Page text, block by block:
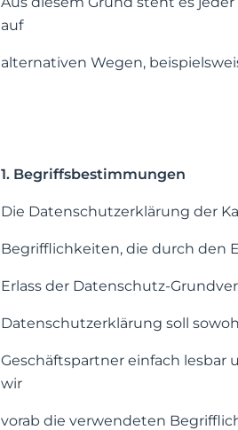
auf
alternativen Wegen,
1. Begriffsbestimmungen
Die Datenschutzerklärung der
Begrifflichkeiten, die durch den
Erlass der Datenschutz-
Datenschutzerklärung soll
Geschäftspartner einfach lesbar
wir
vorab die verwendeten